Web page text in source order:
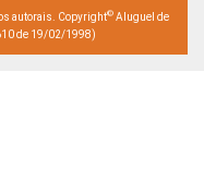
autorais. Copyright© Aluguel de
de 19/02/1998)